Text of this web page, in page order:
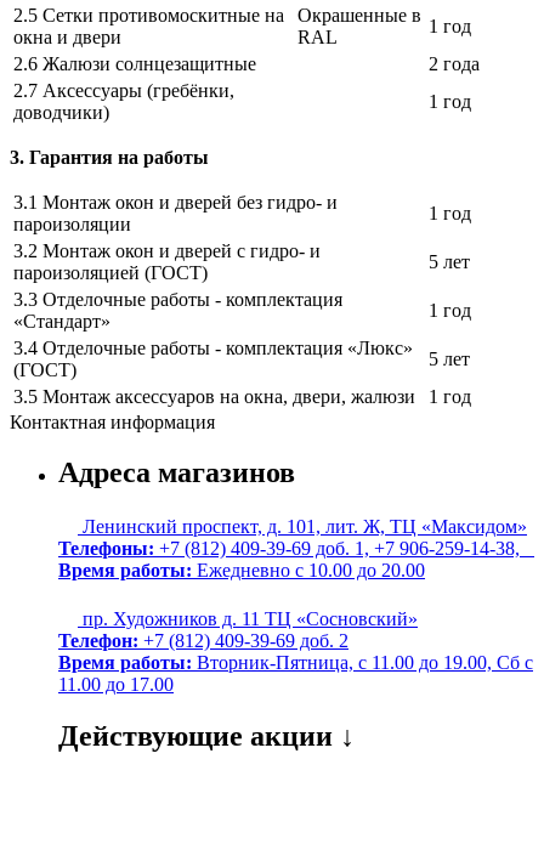
2.5 Сетки противомоскитные на
окна и двери
Окрашенные в
RAL
1 год
2.6 Жалюзи солнцезащитные
2 года
2.7 Аксессуары (гребёнки,
доводчики)
1 год
3. Гарантия на работы
3.1 Монтаж окон и дверей без гидро- и
пароизоляции
1 год
3.2 Монтаж окон и дверей с гидро- и
пароизоляцией (ГОСТ)
5 лет
3.3 Отделочные работы - комплектация
«Стандарт»
1 год
3.4 Отделочные работы - комплектация «Люкс»
(ГОСТ)
5 лет
3.5 Монтаж аксессуаров на окна, двери, жалюзи
1 год
Контактная информация
Адреса магазинов
Ленинский проспект, д. 101, лит. Ж, ТЦ «Максидом»
Телефоны: +7 (812) 409-39-69 доб. 1, +7 906-259-14-38,
Время работы: Ежедневно с 10.00 до 20.00
пр. Художников д. 11 ТЦ «Сосновский»
Телефон: +7 (812) 409-39-69 доб. 2
Время работы: Вторник-Пятница, с 11.00 до 19.00, Сб с
11.00 до 17.00
Действующие акции ↓